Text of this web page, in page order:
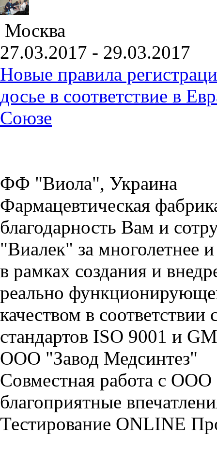
Москва
27.03.2017 - 29.03.2017
Новые правила
досье в соответствие в
Союзе
ФФ "Виола", Украина
Фармацевтическая
благодарность Вам и
"Виалек" за многолетнее
в рамках создания и
реально
качеством в
стандартов ISO 9001 и
ООО "Завод Медсинтез"
Совместная работа с
благоприятные
Тестирование ONLINE